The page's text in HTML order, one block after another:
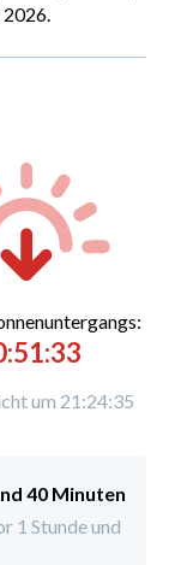
2026.
um 21:24:35
40 Minuten
1 Stunde und